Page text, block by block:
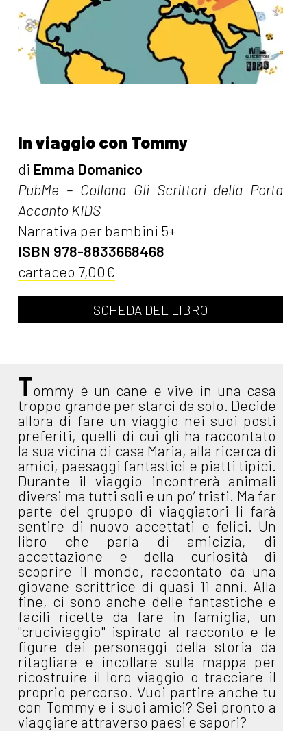
In viaggio con Tommy
di Emma Domanico
PubMe – Collana Gli Scrittori della Porta
Accanto KIDS
Narrativa per bambini 5+
ISBN 978-8833668468
cartaceo 7,00€
SCHEDA DEL LIBRO
Tommy è un cane e vive in una casa
troppo grande per starci da solo. Decide
allora di fare un viaggio nei suoi posti
preferiti, quelli di cui gli ha raccontato
la sua vicina di casa Maria, alla ricerca di
amici, paesaggi fantastici e piatti tipici.
Durante il viaggio incontrerà animali
diversi ma tutti soli e un po’ tristi. Ma far
parte del gruppo di viaggiatori li farà
sentire di nuovo accettati e felici. Un
libro che parla di amicizia, di
accettazione e della curiosità di
scoprire il mondo, raccontato da una
giovane scrittrice di quasi 11 anni. Alla
fine, ci sono anche delle fantastiche e
facili ricette da fare in famiglia, un
"cruciviaggio" ispirato al racconto e le
figure dei personaggi della storia da
ritagliare e incollare sulla mappa per
ricostruire il loro viaggio o tracciare il
proprio percorso. Vuoi partire anche tu
con Tommy e i suoi amici? Sei pronto a
viaggiare attraverso paesi e sapori?